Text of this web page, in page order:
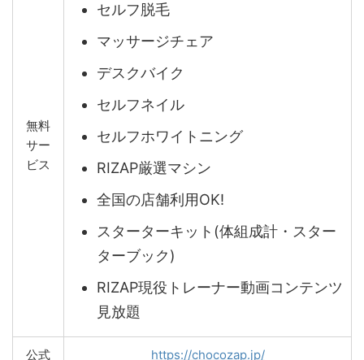
無料
サー
ビス
セルフ脱毛
マッサージチェア
デスクバイク
セルフネイル
セルフホワイトニング
RIZAP厳選マシン
全国の店舗利用OK!
スターターキット(体組成計・スター
ターブック)
RIZAP現役トレーナー動画コンテンツ
見放題
公式
https://chocozap.jp/